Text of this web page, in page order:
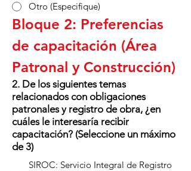
Otro (Especifique)
Bloque 2: Preferencias
de capacitación (Área
Patronal y Construcción)
2. De los siguientes temas
relacionados con obligaciones
patronales y registro de obra, ¿en
cuáles le interesaría recibir
capacitación? (Seleccione un máximo
de 3)
SIROC: Servicio Integral de Registro